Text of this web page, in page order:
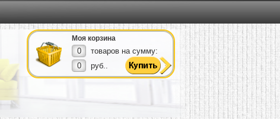
Моя корзина
0
товаров на сумму:
0
руб..